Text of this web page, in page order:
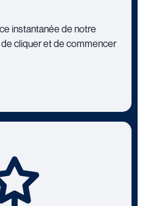
instantanée de notre
cliquer et de commencer